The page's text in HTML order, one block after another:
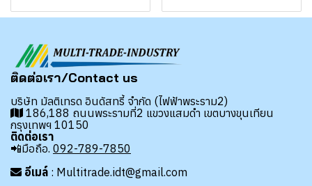
ติดต่อเรา/Contact us
บริษัท มัลติเทรด อินดัสทรี้ จำกัด (ไฟฟ้าพระราม2)
186,188 ถนนพระรามที่2 แขวงแสมดำ เขตบางขุนเทียน
กรุงเทพฯ 10150
ติดต่อเรา
📲มือถือ. 092-789-7850
อีเมล์ : Multitrade.idt@gmail.com